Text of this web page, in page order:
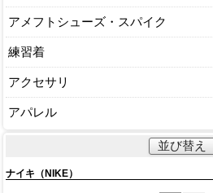
アメフトシューズ・スパイク
練習着
アクセサリ
アパレル
並び替え
ナイキ（NIKE）